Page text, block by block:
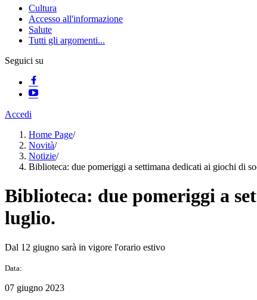
Cultura
Accesso all'informazione
Salute
Tutti gli argomenti...
Seguici su
Accedi
Home Page/
Novità/
Notizie/
Biblioteca: due pomeriggi a settimana dedicati ai giochi di
Biblioteca: due pomeriggi a
luglio.
Dal 12 giugno sarà in vigore l'orario estivo
Data:
07 giugno 2023